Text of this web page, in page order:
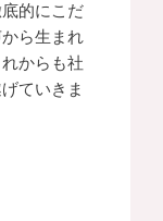
的にこだ
ら生まれ
からも社
ていきま